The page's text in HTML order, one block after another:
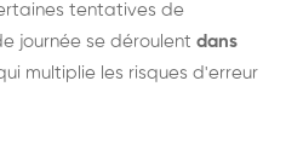
tentatives de
journée se déroulent dans
multiplie les risques d'erreur